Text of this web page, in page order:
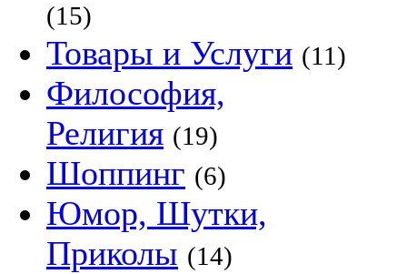
(15)
Товары и Услуги (11)
Философия,
Религия (19)
Шоппинг (6)
Юмор, Шутки,
Приколы (14)